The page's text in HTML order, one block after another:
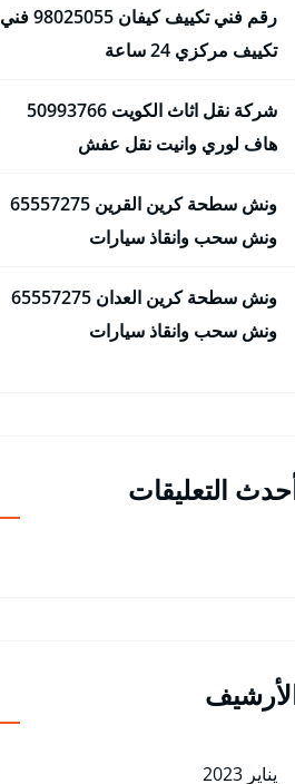
رقم فني تكييف كيفان 98025055 فني
تكييف مركزي 24 ساعة
شركة نقل اثاث الكويت 50993766
هاف لوري وانيت نقل عفش
ونش سطحة كرين القرين 65557275
ونش سحب وانقاذ سيارات
ونش سطحة كرين العدان 65557275
ونش سحب وانقاذ سيارات
التعليقات
يناير 2023